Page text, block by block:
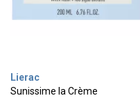
Lierac
Sunissime la Crème